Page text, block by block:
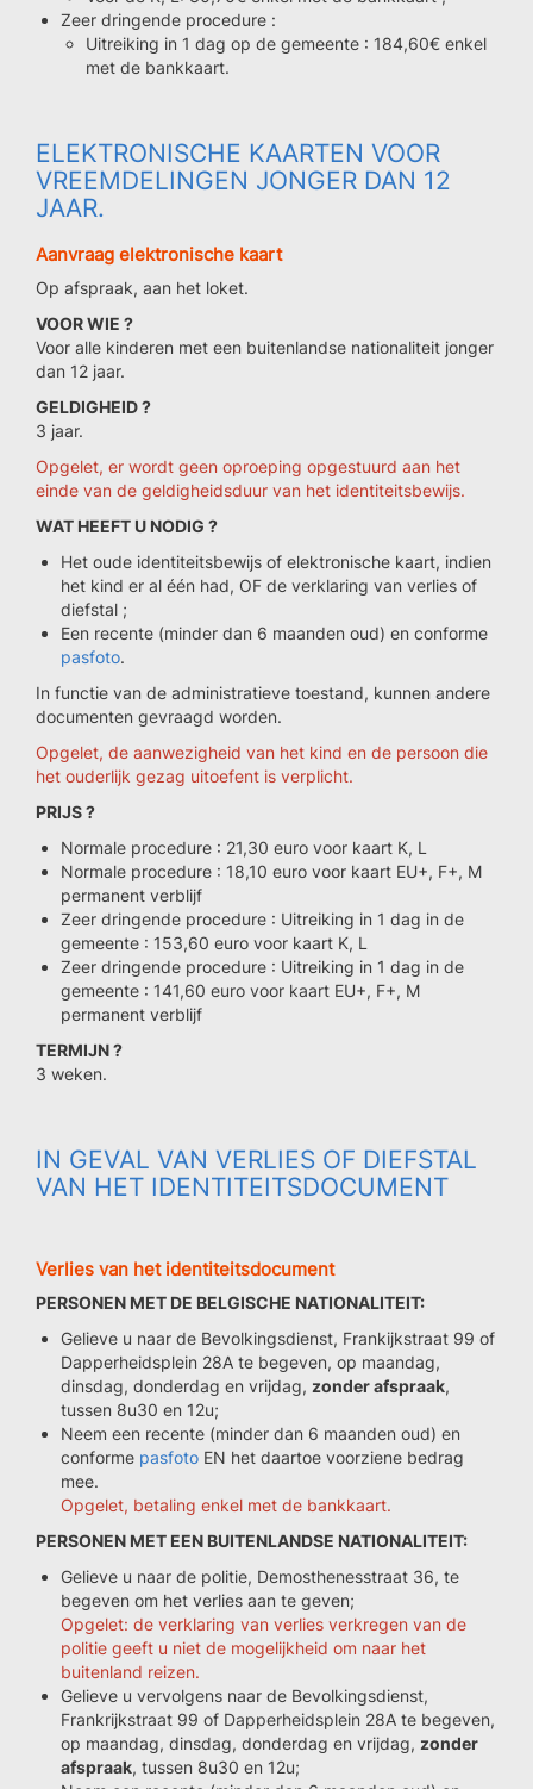
Zeer dringende procedure :
Uitreiking in 1 dag op de gemeente : 184,60€ enkel
met de bankkaart.
ELEKTRONISCHE KAARTEN VOOR
VREEMDELINGEN JONGER DAN 12
JAAR.
Aanvraag elektronische kaart
Op afspraak, aan het loket.
VOOR WIE ?
Voor alle kinderen met een buitenlandse nationaliteit jonger
dan 12 jaar.
GELDIGHEID ?
3 jaar.
Opgelet, er wordt geen oproeping opgestuurd aan het
einde van de geldigheidsduur van het identiteitsbewijs.
WAT HEEFT U NODIG ?
Het oude identiteitsbewijs of elektronische kaart, indien
het kind er al één had, OF de verklaring van verlies of
diefstal ;
Een recente (minder dan 6 maanden oud) en conforme
pasfoto.
In functie van de administratieve toestand, kunnen andere
documenten gevraagd worden.
Opgelet, de aanwezigheid van het kind en de persoon die
het ouderlijk gezag uitoefent is verplicht.
PRIJS ?
Normale procedure : 21,30 euro voor kaart K, L
Normale procedure : 18,10 euro voor kaart EU+, F+, M
permanent verblijf
Zeer dringende procedure : Uitreiking in 1 dag in de
gemeente : 153,60 euro voor kaart K, L
Zeer dringende procedure : Uitreiking in 1 dag in de
gemeente : 141,60 euro voor kaart EU+, F+, M
permanent verblijf
TERMIJN ?
3 weken.
IN GEVAL VAN VERLIES OF DIEFSTAL
VAN HET IDENTITEITSDOCUMENT
Verlies van het identiteitsdocument
PERSONEN MET DE BELGISCHE NATIONALITEIT:
Gelieve u naar de Bevolkingsdienst, Frankijkstraat 99 of
Dapperheidsplein 28A te begeven, op maandag,
dinsdag, donderdag en vrijdag, zonder afspraak,
tussen 8u30 en 12u;
Neem een recente (minder dan 6 maanden oud) en
conforme pasfoto EN het daartoe voorziene bedrag
mee.
Opgelet, betaling enkel met de bankkaart.
PERSONEN MET EEN BUITENLANDSE NATIONALITEIT:
Gelieve u naar de politie, Demosthenesstraat 36, te
begeven om het verlies aan te geven;
Opgelet: de verklaring van verlies verkregen van de
politie geeft u niet de mogelijkheid om naar het
buitenland reizen.
Gelieve u vervolgens naar de Bevolkingsdienst,
Frankrijkstraat 99 of Dapperheidsplein 28A te begeven,
op maandag, dinsdag, donderdag en vrijdag, zonder
afspraak, tussen 8u30 en 12u;